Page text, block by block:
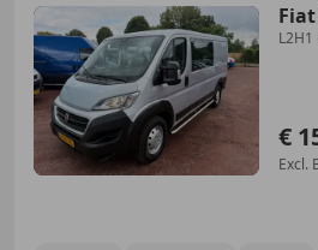
€
Excl.